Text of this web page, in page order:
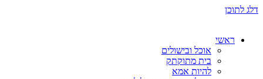
דלג לתוכן
ראשי
אוכל ובישולים
בית מתוקתק
להיות אמא